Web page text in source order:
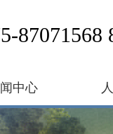
87071568
中心